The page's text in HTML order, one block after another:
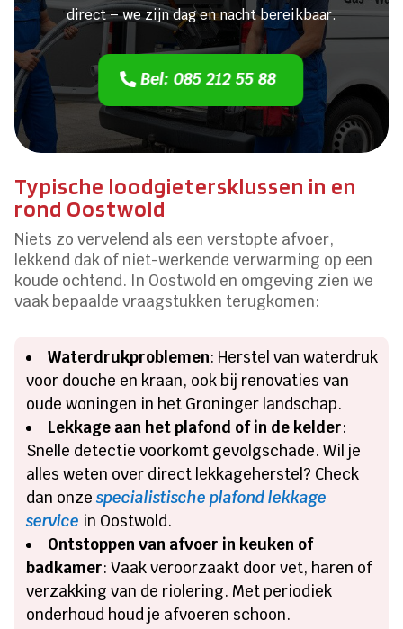
direct – we zijn dag en nacht bereikbaar.
Bel: 085 212 55 88
Typische loodgietersklussen in en
rond Oostwold
Niets zo vervelend als een verstopte afvoer,
lekkend dak of niet-werkende verwarming op een
koude ochtend. In Oostwold en omgeving zien we
vaak bepaalde vraagstukken terugkomen:
Waterdrukproblemen: Herstel van waterdruk
voor douche en kraan, ook bij renovaties van
oude woningen in het Groninger landschap.
Lekkage aan het plafond of in de kelder:
Snelle detectie voorkomt gevolgschade. Wil je
alles weten over direct lekkageherstel? Check
dan onzespecialistische plafond lekkage
service in Oostwold.
Ontstoppen van afvoer in keuken of
badkamer: Vaak veroorzaakt door vet, haren of
verzakking van de riolering. Met periodiek
onderhoud houd je afvoeren schoon.